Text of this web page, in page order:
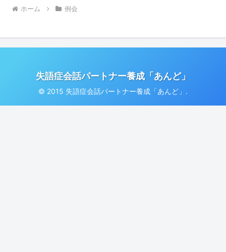
ホーム 例会
失語症会話パートナー養成「あんど」
© 2015 失語症会話パートナー養成「あんど」.